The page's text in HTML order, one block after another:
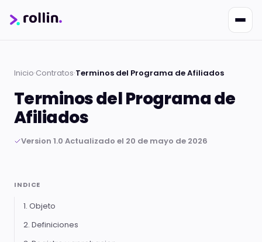
Inicio·Contratos·Terminos del Programa de Afiliados
Terminos del Programa de
Afiliados
Version 1.0·Actualizado el 20 de mayo de 2026
INDICE
1. Objeto
2. Definiciones